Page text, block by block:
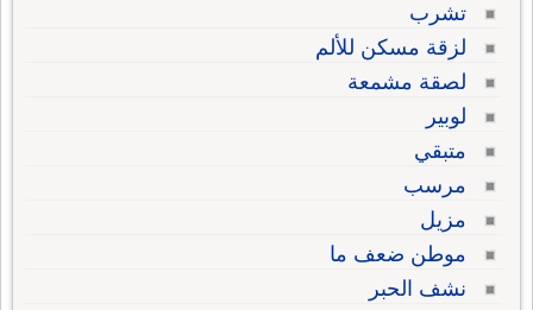
تشرب
لزقة مسكن للألم
لصقة مشمعة
لوبير
متبقي
مرسب
مزيل
موطن ضعف ما
نشف الحبر